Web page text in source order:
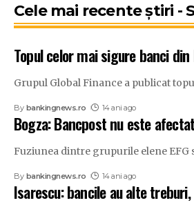
Cele mai recente știri -
Topul celor mai sigure banci din
Grupul Global Finance a publicat
By bankingnews.ro 14 ani ago
Bogza: Bancpost nu este
Fuziunea dintre grupurile elene EFG
By bankingnews.ro 14 ani ago
Isarescu: bancile au alte